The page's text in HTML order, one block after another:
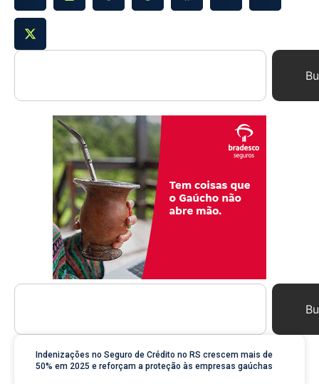
Indenizações no Seguro de Crédito no RS crescem mais de
50% em 2025 e reforçam a proteção às empresas gaúchas